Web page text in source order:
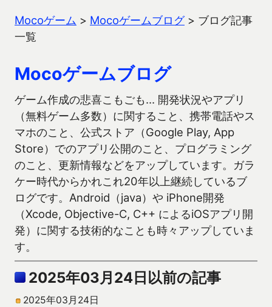
Mocoゲーム > Mocoゲームブログ> ブログ記事
一覧
Mocoゲームブログ
ゲーム作成の悲喜こもごも… 開発状況やアプリ
（無料ゲーム多数）に関すること、携帯電話やス
マホのこと、公式ストア（Google Play, App
Store）でのアプリ公開のこと、プログラミング
のこと、更新情報などをアップしています。ガラ
ケー時代からかれこれ20年以上継続しているブ
ログです。Android（java）や iPhone開発
（Xcode, Objective-C, C++ によるiOSアプリ開
発）に関する技術的なことも時々アップしていま
す。
2025年03月24日以前の記事
2025年03月24日